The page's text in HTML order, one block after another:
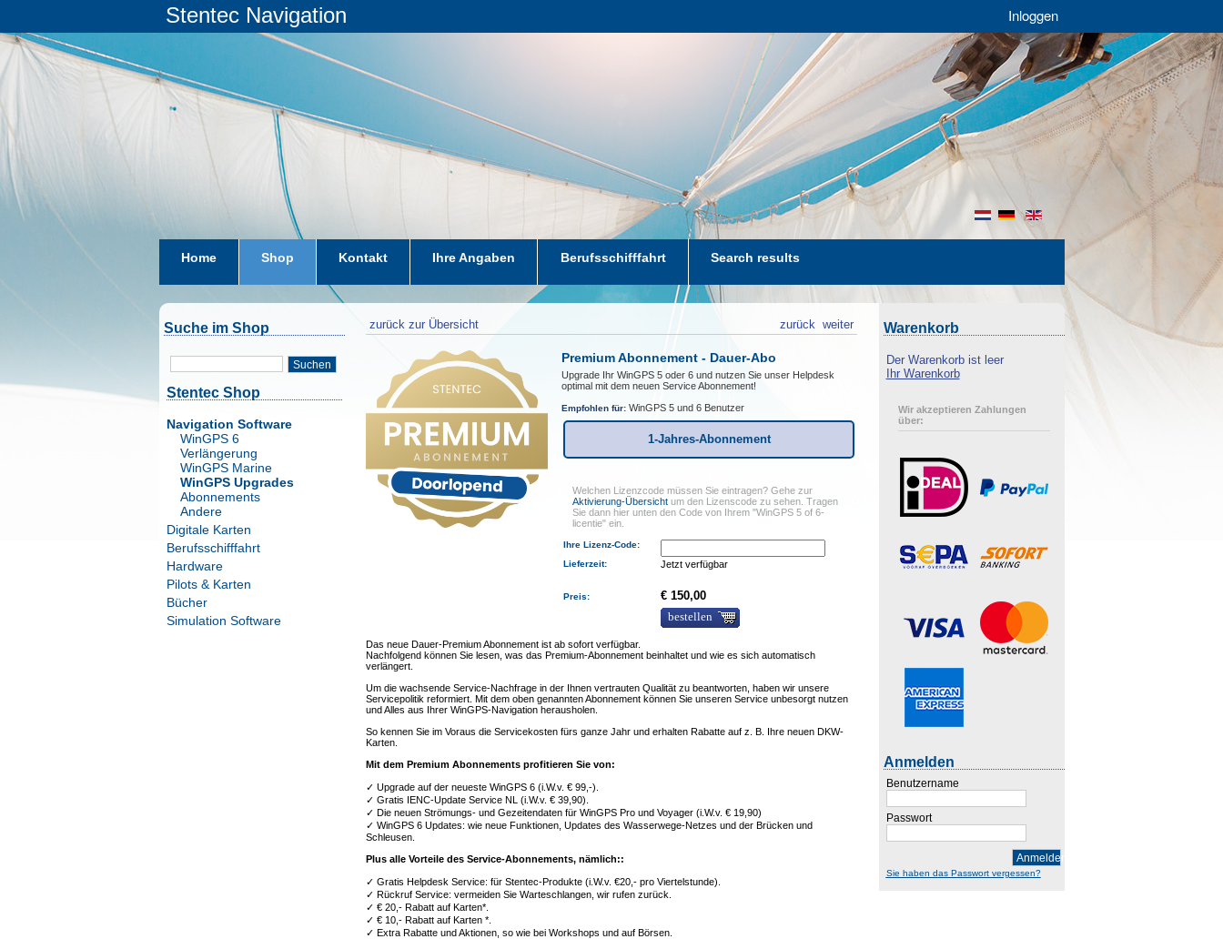
Stentec Navigation Inloggen
en
de
nl
Home Shop Kontakt Ihre Angaben Berufsschifffahrt Search results
Suche im Shop
Suchen
Stentec Shop
Navigation Software
WinGPS 6
Verlängerung
WinGPS Marine
WinGPS Upgrades
Abonnements
Andere
Digitale Karten
Berufsschifffahrt
Hardware
Pilots & Karten
Bücher
Simulation Software
zurück zur Übersicht weiter
zurück
Premium Abonnement - Dauer-Abo
Upgrade Ihr WinGPS 5 oder 6 und nutzen Sie unser Helpdesk
optimal mit dem neuen Service Abonnement!
Empfohlen für:WinGPS 5 und 6 Benutzer
1-Jahres-Abonnement
Welchen Lizenzcode müssen Sie eintragen? Gehe zur
Aktivierung-Übersicht um den Lizenscode zu sehen. Tragen
Sie dann hier unten den Code von Ihrem "WinGPS 5 of 6-
licentie" ein.
Ihre Lizenz-Code:
Lieferzeit: Jetzt verfügbar
Preis:
€ 150,00
bestellen
Das neue Dauer-Premium Abonnement ist ab sofort verfügbar.
Nachfolgend können Sie lesen, was das Premium-Abonnement beinhaltet und wie es sich automatisch
verlängert.
Um die wachsende Service-Nachfrage in der Ihnen vertrauten Qualität zu beantworten, haben wir unsere
Servicepolitik reformiert. Mit dem oben genannten Abonnement können Sie unseren Service unbesorgt nutzen
und Alles aus Ihrer WinGPS-Navigation herausholen.
So kennen Sie im Voraus die Servicekosten fürs ganze Jahr und erhalten Rabatte auf z. B. Ihre neuen DKW-
Karten.
Mit dem Premium Abonnements profitieren Sie von:
✓ Upgrade auf der neueste WinGPS 6 (i.W.v. € 99,-).
✓ Gratis IENC-Update Service NL (i.W.v. € 39,90).
✓ Die neuen Strömungs- und Gezeitendaten für WinGPS Pro und Voyager (i.W.v. € 19,90)
✓ WinGPS 6 Updates: wie neue Funktionen, Updates des Wasserwege-Netzes und der Brücken und
Schleusen.
Plus alle Vorteile des Service-Abonnements, nämlich::
✓ Gratis Helpdesk Service: für Stentec-Produkte (i.W.v. €20,- pro Viertelstunde).
✓ Rückruf Service: vermeiden Sie Warteschlangen, wir rufen zurück.
✓ € 20,- Rabatt auf Karten*.
✓ € 10,- Rabatt auf Karten *.
✓ Extra Rabatte und Aktionen, so wie bei Workshops und auf Börsen.
Warenkorb
Der Warenkorb ist leer
Ihr Warenkorb
Wir akzeptieren Zahlungen
über:
Anmelden
Benutzername
Passwort
Anmelden
Sie haben das Passwort vergessen?